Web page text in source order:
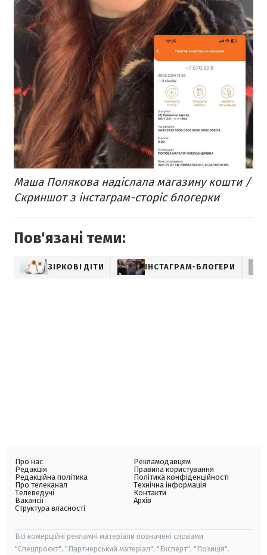
Маша Полякова надіслала магазину кошти /
Скриншот з інстаграм-сторіс блогерки
Пов'язані теми:
ЗІРКОВІ ДІТИ ІНСТАГРАМ-БЛОГЕРИ
Про нас
Редакція
Редакційна політика
Про телеканал
Телеведучі
Вакансії
Структура власності
Рекламодавцям
Правила користування
Політика конфіденційності
Технічна інформація
Контакти
Архів
Всі комерційні рекламні матеріали позначені словами
"Спецпроєкт", "Партнерський матеріал", "Експерт", "Позиція".